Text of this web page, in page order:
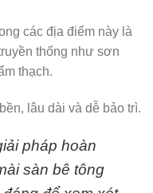
các địa điểm này là
thống như sơn
thạch.
lâu dài và dễ bảo trì.
pháp hoàn
sàn bê tông